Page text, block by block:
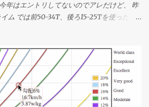
年はエントリしてないのでアレだけど、 昨
ム では前50-34T、後ろ15-25Tを使った。
。殆どの場面で34x17〜22で回してたこ
囲では丁度良い装備だったなという感想。
くて、最後の緩斜面は37km/hぐらいまで
を90rpm弱で回してちょうどギリギリだ
が100秒ちょいあるけど、う